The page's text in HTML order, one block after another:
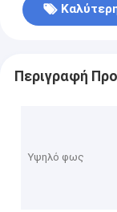
Περιγραφή
Υψηλό φως